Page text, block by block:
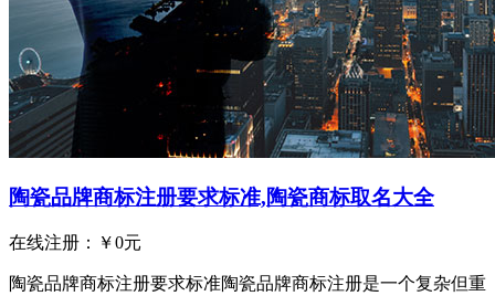
陶瓷品牌商标注册要求标准,陶瓷商标取名大全
在线注册：￥0元
陶瓷品牌商标注册要求标准陶瓷品牌商标注册是一个复杂但重